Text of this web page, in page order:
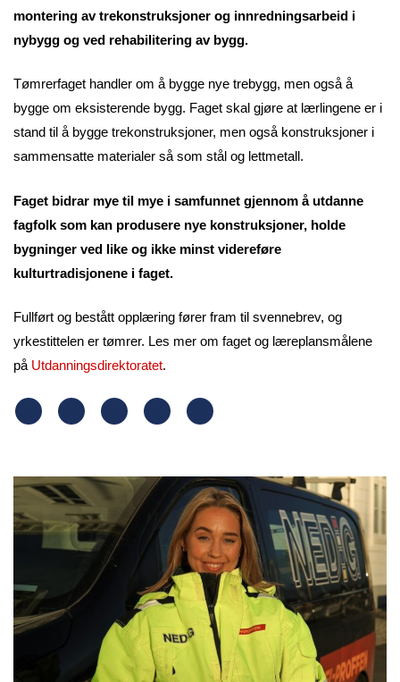
montering av trekonstruksjoner og innredningsarbeid i
nybygg og ved rehabilitering av bygg.
Tømrerfaget handler om å bygge nye trebygg, men også å
bygge om eksisterende bygg. Faget skal gjøre at lærlingene er i
stand til å bygge trekonstruksjoner, men også konstruksjoner i
sammensatte materialer så som stål og lettmetall.
Faget bidrar mye til mye i samfunnet gjennom å utdanne
fagfolk som kan produsere nye konstruksjoner, holde
bygninger ved like og ikke minst videreføre
kulturtradisjonene i faget.
Fullført og bestått opplæring fører fram til svennebrev, og
yrkestittelen er tømrer. Les mer om faget og læreplansmålene
på Utdanningsdirektoratet.